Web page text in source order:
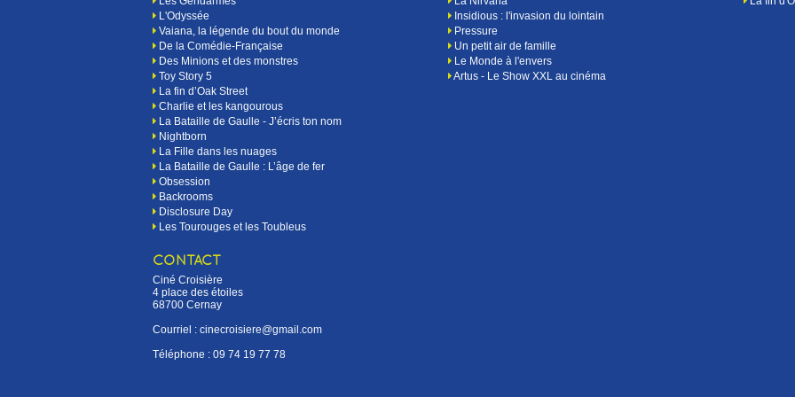
L'Odyssée
Vaiana, la légende du bout du monde
De la Comédie-Française
Des Minions et des monstres
Toy Story 5
La fin d’Oak Street
Charlie et les kangourous
La Bataille de Gaulle - J’écris ton nom
Nightborn
La Fille dans les nuages
La Bataille de Gaulle : L’âge de fer
Obsession
Backrooms
Disclosure Day
Les Tourouges et les Toubleus
Insidious : l'invasion du lointain
Pressure
Un petit air de famille
Le Monde à l'envers
Artus - Le Show XXL au cinéma
CONTACT
Ciné Croisière
4 place des étoiles
68700 Cernay
Courriel : cinecroisiere@gmail.com
Téléphone : 09 74 19 77 78